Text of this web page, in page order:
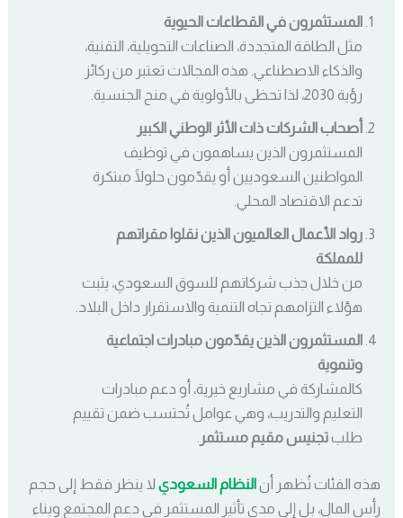
المستثمرون في القطاعات الحيوية
مثل الطاقة المتجددة، الصناعات التحويلية، التقنية،
والذكاء الاصطناعي. هذه المجالات تعتبر من ركائز
رؤية 2030، لذا تحظى بالأولوية في منح الجنسية.
أصحاب الشركات ذات الأثر الوطني الكبير
المستثمرون الذين يساهمون في توظيف
المواطنين السعوديين أو يقدّمون حلولًا مبتكرة
تدعم الاقتصاد المحلي.
رواد الأعمال العالميون الذين نقلوا مقراتهم
للمملكة
من خلال جذب شركاتهم للسوق السعودي، يثبت
هؤلاء التزامهم تجاه التنمية والاستقرار داخل البلاد.
المستثمرون الذين يقدّمون مبادرات اجتماعية
وتنموية
كالمشاركة في مشاريع خيرية، أو دعم مبادرات
التعليم والتدريب، وهي عوامل تُحتسب ضمن تقييم
طلبتجنيس مقيم مستثمر
هذه الفئات تُظهر أنالنظام السعودي لا ينظر فقط إلى حجم
رأس المال، بل إلى مدى تأثير المستثمر في دعم المجتمع وبناء